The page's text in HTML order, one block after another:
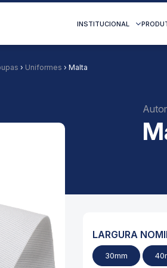
INSTITUCIONAL
› Uniformes › Malta
LARGURA
30mm